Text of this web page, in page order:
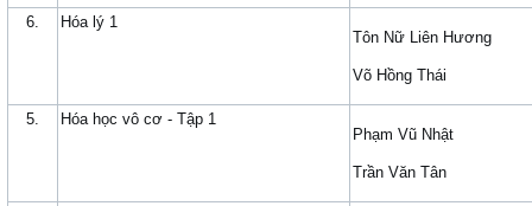
6.
Hóa lý 1
Tôn Nữ Liên Hương
Võ Hồng Thái
5.
Hóa học vô cơ - Tập 1
Phạm Vũ Nhật
Trần Văn Tân